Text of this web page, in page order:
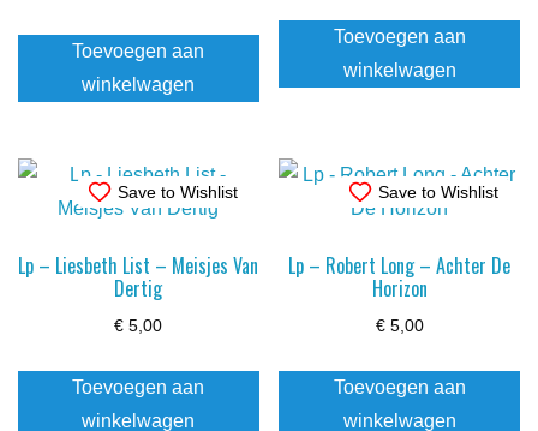
Toevoegen aan
winkelwagen
Toevoegen aan
winkelwagen
Save to Wishlist
Lp – Liesbeth List – Meisjes Van
Dertig
€ 5,00
Toevoegen aan
winkelwagen
Save to Wishlist
Lp – Robert Long – Achter De
Horizon
€5,00
Toevoegen aan
winkelwagen